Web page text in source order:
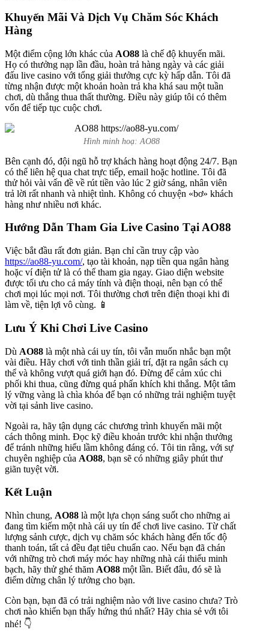
Khuyến Mãi Và Dịch Vụ Chăm Sóc Khách
Hàng
Một điểm cộng lớn khác của AO88 là chế độ khuyến mãi.
Họ có thưởng nạp lần đầu, hoàn trả hàng ngày và các giải
đấu live casino với tổng giải thưởng cực kỳ hấp dẫn. Tôi đã
từng nhận được một khoản hoàn trả kha khá sau một tuần
chơi, dù thắng thua thất thường. Điều này giúp tôi có thêm
vốn để tiếp tục cuộc chơi.
Hình minh hoạ: AO88
Bên cạnh đó, đội ngũ hỗ trợ khách hàng hoạt động 24/7. Bạn
có thể liên hệ qua chat trực tiếp, email hoặc hotline. Tôi đã
thử hỏi vài vấn đề về rút tiền vào lúc 2 giờ sáng, nhân viên
trả lời rất nhanh và nhiệt tình. Không có chuyện «bơ» khách
hàng như nhiều nơi khác.
Hướng Dẫn Tham Gia Live Casino Tại AO88
Việc bắt đầu rất đơn giản. Bạn chỉ cần truy cập vào
https://ao88-yu.com/, tạo tài khoản, nạp tiền qua ngân hàng
hoặc ví điện tử là có thể tham gia ngay. Giao diện website
được tối ưu cho cả máy tính và điện thoại, nên bạn có thể
chơi mọi lúc mọi nơi. Tôi thường chơi trên điện thoại khi đi
làm về, tiện lợi vô cùng. 📱
Lưu Ý Khi Chơi Live Casino
Dù AO88 là một nhà cái uy tín, tôi vẫn muốn nhắc bạn một
vài điều. Hãy chơi với tinh thần giải trí, đặt ra ngân sách cụ
thể và không vượt quá giới hạn đó. Đừng để cảm xúc chi
phối khi thua, cũng đừng quá phấn khích khi thắng. Một tâm
lý vững vàng là chìa khóa để bạn có những trải nghiệm tuyệt
vời tại sảnh live casino.
Ngoài ra, hãy tận dụng các chương trình khuyến mãi một
cách thông minh. Đọc kỹ điều khoản trước khi nhận thưởng
để tránh những hiểu lầm không đáng có. Tôi tin rằng, với sự
chuyên nghiệp của AO88, bạn sẽ có những giây phút thư
giãn tuyệt vời.
Kết Luận
Nhìn chung, AO88 là một lựa chọn sáng suốt cho những ai
đang tìm kiếm một nhà cái uy tín để chơi live casino. Từ chất
lượng sảnh cược, dịch vụ chăm sóc khách hàng đến tốc độ
thanh toán, tất cả đều đạt tiêu chuẩn cao. Nếu bạn đã chán
với những trò chơi máy móc hay những nhà cái thiếu minh
bạch, hãy thử ghé thăm AO88 một lần. Biết đâu, đó sẽ là
điểm dừng chân lý tưởng cho bạn.
Còn bạn, bạn đã có trải nghiệm nào với live casino chưa? Trò
chơi nào khiến bạn thấy hứng thú nhất? Hãy chia sẻ với tôi
nhé! 👇